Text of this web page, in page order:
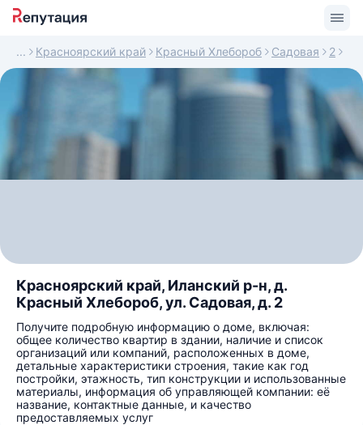
Красноярский край Красный Хлебороб Садовая 2
Красноярский край, Иланский р-н, д.
Красный Хлебороб, ул. Садовая, д. 2
Получите подробную информацию о доме, включая:
общее количество квартир в здании, наличие и список
организаций или компаний, расположенных в доме,
детальные характеристики строения, такие как год
постройки, этажность, тип конструкции и использованные
материалы, информация об управляющей компании: её
название, контактные данные, и качество
предоставляемых услуг